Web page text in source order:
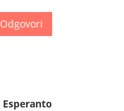
Odgovori
Esperanto